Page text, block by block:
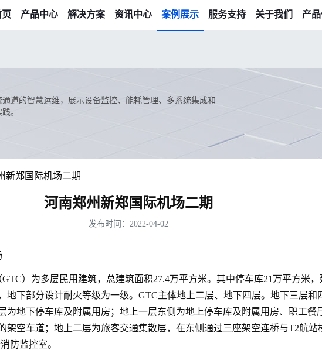
产品中心 解决方案 资讯中心 案例展示 服务支持 关于我们 产
道的智慧运维，展示设备监控、能耗管理、多系统集成和
。
新郑国际机场二期
河南郑州新郑国际机场二期
发布时间：2022-04-02
）为多层民用 建筑，总建筑面积27.4万平方米。其中停车库21万平方米，
地下部分设计耐火等级为一级。GTC主体地上二层、地下四层。地下三层和
为地下停车库及附属用房；地上一层东侧为地上停车库及附属用房、职工餐
架空车道；地上二层为旅客交通集散层，在东侧通过三座架空连桥与T2航站
防监控室。